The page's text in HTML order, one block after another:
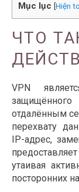
Mục lục [Hiện
ЧТО
VPN
отдалённым
перехвату
IP-адрес,
утаивая
посторонних